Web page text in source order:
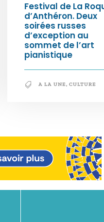
Festival de La
d’Anthéron. Deux
soirées russes
d’exception au
sommet de l’art
pianistique
A LA UNE, CULTURE